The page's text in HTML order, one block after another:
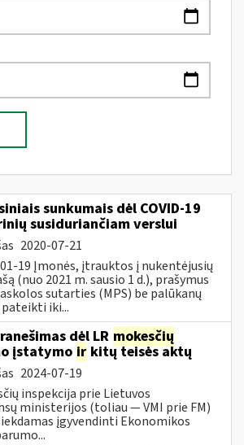
sunkumais dėl COVID-19
susiduriančiam verslui
2020-07-21
19 Įmonės, įtrauktos į nukentėjusių
(nuo 2021 m. sausio 1 d.), prašymus
sutarties (MPS) be palūkanų
iki...
dėl LR mokesčių
įstatymo ir kitų teisės aktų
2024-07-19
inspekcija prie Lietuvos
ministerijos (toliau — VMI prie FM)
įgyvendinti Ekonomikos